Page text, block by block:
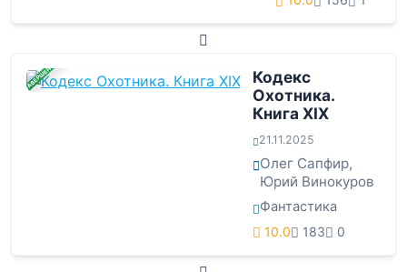
ЗАВЕРШЕНА
Кодекс
Охотника.
Книга XIX
21.11.2025
Олег Сапфир,
Юрий Винокуров
Фантастика
10.0 183 0